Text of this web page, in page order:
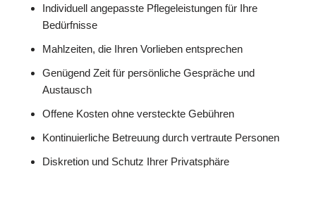
Individuell angepasste Pflegeleistungen für Ihre
Bedürfnisse
Mahlzeiten, die Ihren Vorlieben entsprechen
Genügend Zeit für persönliche Gespräche und
Austausch
Offene Kosten ohne versteckte Gebühren
Kontinuierliche Betreuung durch vertraute Personen
Diskretion und Schutz Ihrer Privatsphäre